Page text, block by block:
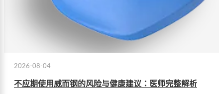
2026-08-04
不应期使用威而钢的风险与健康建议：医师完整解析